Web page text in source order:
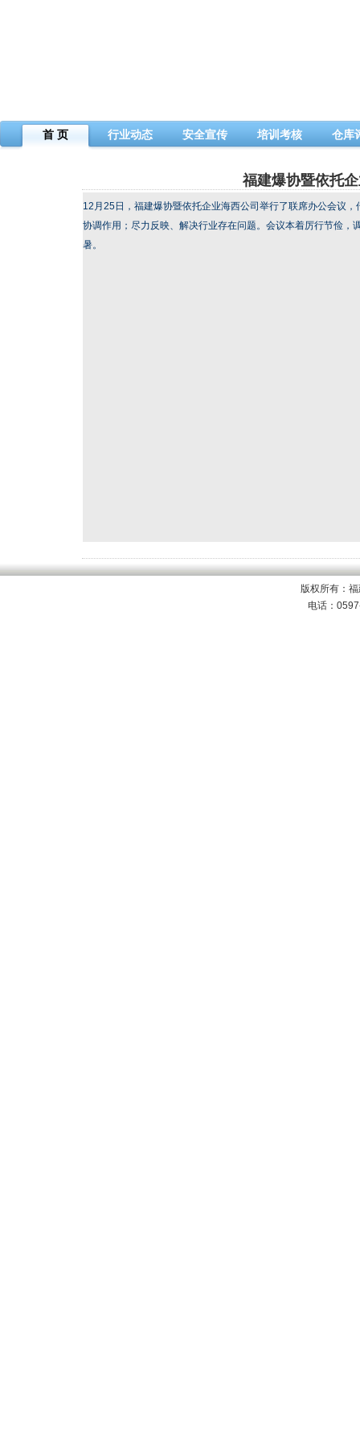
首 页 行业动态 安全宣传 培训考核 仓库
福建爆协暨依托
12月25日，福建爆协暨依托企业海西公司举行了联席办公会议
协调作用；尽力反映、解决行业存在问题。会议本着厉行节俭
暑。
版权所有：
电话：